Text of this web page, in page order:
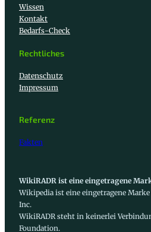
Wissen
Kontakt
Bedarfs-Check
Rechtliches
Datenschutz
Impressum
Referenz
Fakten
WikiRADR ist eine eingetragene
Wikipedia ist eine eingetragene
Inc.
WikiRADR steht in keinerlei
Foundation.